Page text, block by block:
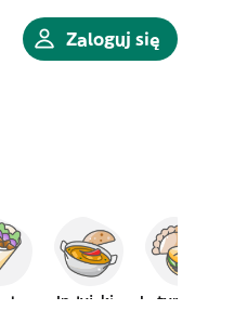
Zaloguj się
Indyjskie Latynoskie